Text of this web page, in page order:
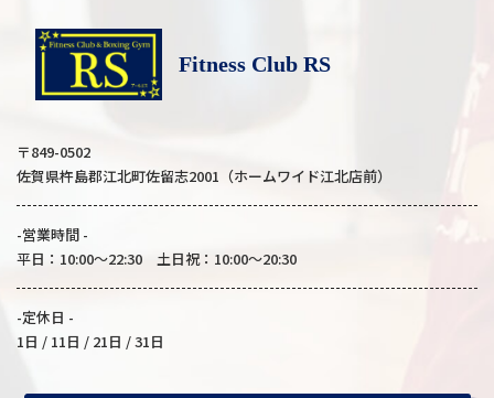
Fitness Club RS
〒849-0502
佐賀県杵島郡江北町佐留志2001（ホームワイド江北店前）
-営業時間 -
平日：10:00～22:30 土日祝：10:00～20:30
-定休日 -
1日 / 11日 / 21日 / 31日